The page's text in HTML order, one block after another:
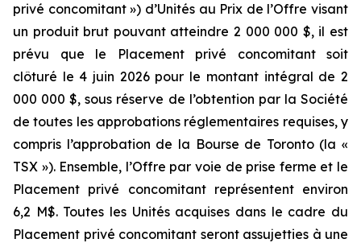
privé concomitant ») d’Unités au Prix de l’Offre visant
un produit brut pouvant atteindre 2 000 000 $, il est
prévu que le Placement privé concomitant soit
clôturé le 4 juin 2026 pour le montant intégral de 2
000 000 $, sous réserve de l’obtention par la Société
de toutes les approbations réglementaires requises, y
compris l’approbation de la Bourse de Toronto (la «
TSX »). Ensemble, l’Offre par voie de prise ferme et le
Placement privé concomitant représentent environ
6,2 M$. Toutes les Unités acquises dans le cadre du
Placement privé concomitant seront assujetties à une